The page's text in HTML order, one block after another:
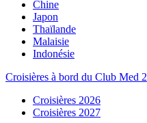
Chine
Japon
Thaïlande
Malaisie
Indonésie
Croisières à bord du Club Med 2
Croisières 2026
Croisières 2027